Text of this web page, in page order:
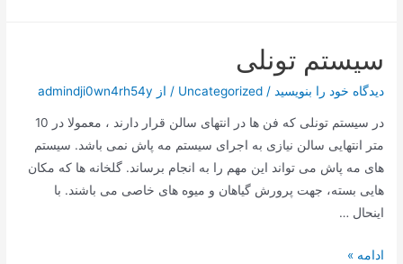
کنکور
سیستم تونلی
دیدگاه‌ خود را بنویسید /
Uncategorized / از admindji0wn4rh54y
در سیستم تونلی که فن ها در انتهای سالن قرار دارند ، معمولا در 10
متر انتهایی سالن نیازی به اجرای سیستم مه پاش نمی باشد. سیستم
های مه پاش می تواند این مهم را به انجام برساند. گلخانه ها که مکان
هایی بسته، جهت پرورش گیاهان و میوه های خاصی می باشند. با
اینحال …
سیستم
ادامه »